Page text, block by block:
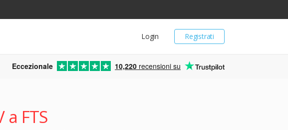
Registrati
Login
Eccezionale 10,220 recensioni su
a FTS